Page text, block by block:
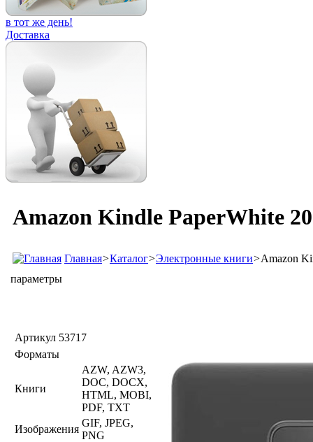
в тот же день!
Доставка
Amazon Kindle PaperWhite
Главная>Каталог>Электронные книги>Amazon
параметры
Артикул 53717
Форматы
Книги
AZW, AZW3,
DOC, DOCX,
HTML, MOBI,
PDF, TXT
Изображения
GIF, JPEG,
PNG